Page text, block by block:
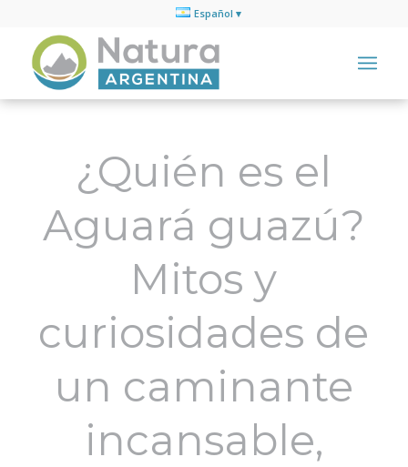
Español
¿Quién es el
Aguará guazú?
Mitos y
curiosidades de
un caminante
incansable,